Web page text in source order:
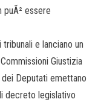
puÃ² essere
e lanciano un
Giustizia
Deputati emettano
decreto legislativo